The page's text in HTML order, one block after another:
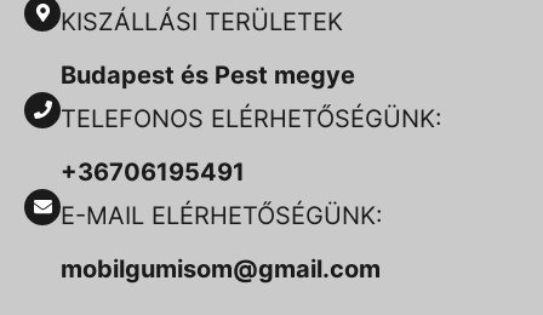
KISZÁLLÁSI TERÜLETEK
Budapest és Pest megye
TELEFONOS ELÉRHETŐSÉGÜNK:
+36706195491
E-MAIL ELÉRHETŐSÉGÜNK:
mobilgumisom@gmail.com